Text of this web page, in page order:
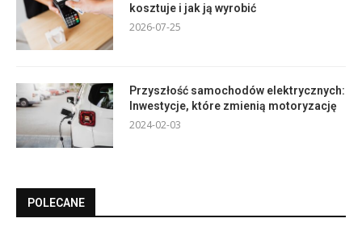
kosztuje i jak ją wyrobić
2026-07-25
Przyszłość samochodów elektrycznych:
Inwestycje, które zmienią motoryzację
2024-02-03
POLECANE